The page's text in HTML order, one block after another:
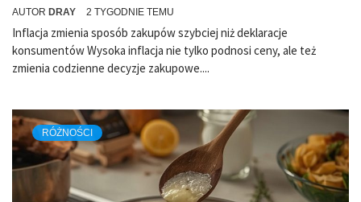
AUTOR DRAY 2 TYGODNIE TEMU
Inflacja zmienia sposób zakupów szybciej niż deklaracje
konsumentów Wysoka inflacja nie tylko podnosi ceny, ale też
zmienia codzienne decyzje zakupowe....
RÓŻNOŚCI